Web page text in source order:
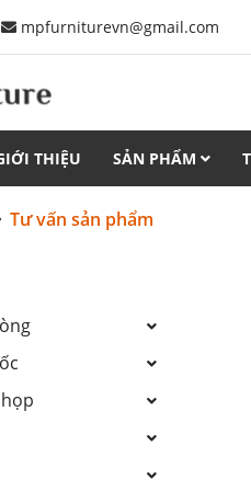
mpfurniturevn@gmail.com
THIỆU SẢN PHẨM
Tư vấn sản phẩm